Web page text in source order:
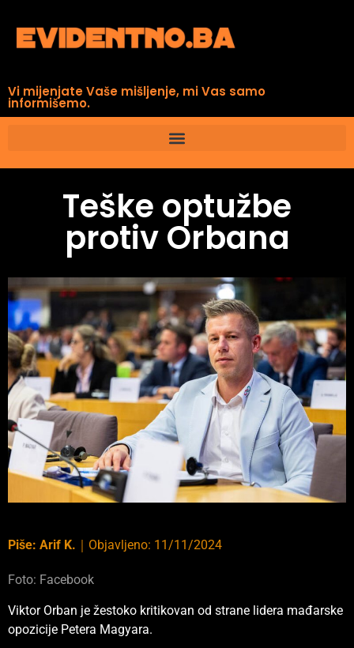
Vi mijenjate Vaše mišljenje, mi Vas samo
informišemo.
Teške optužbe
protiv Orbana
Piše: Arif K. Objavljeno: 11/11/2024
Foto: Facebook
Viktor Orban je žestoko kritikovan od strane lidera mađarske
opozicije Petera Magyara.